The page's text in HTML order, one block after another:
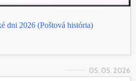
dni 2026 (Poštová história)
05. 05. 2026